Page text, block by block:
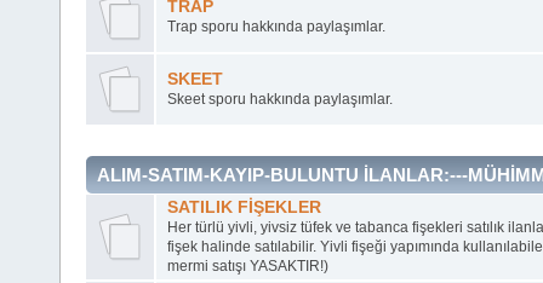
TRAP
Trap sporu hakkında paylaşımlar.
SKEET
Skeet sporu hakkında paylaşımlar.
ALIM-SATIM-KAYIP-BULUNTU İLANLAR:---
SATILIK FİŞEKLER
Her türlü yivli, yivsiz tüfek ve tabanca fişekleri satılık
fişek halinde satılabilir. Yivli fişeği yapımında
mermi satışı YASAKTIR!)